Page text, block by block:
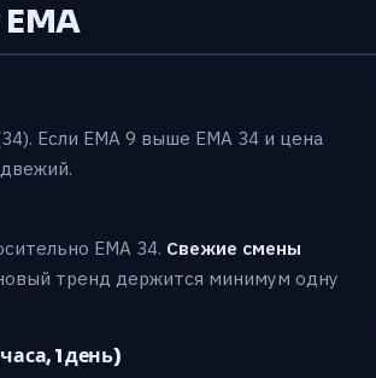
Если EMA 9 выше EMA 34 и цена
EMA 34. Свежие смены
тренд держится минимум одну
1 день)